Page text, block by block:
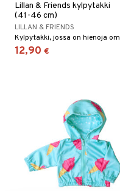
Lillan & Friends kylpytakki
(41-46 cm)
LILLAN & FRIENDS
12,90 €